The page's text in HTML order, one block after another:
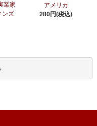
業家
ンズ
アメリカ
280円(税込)